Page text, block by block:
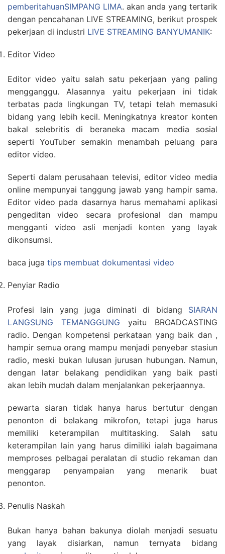
pemberitahuanSIMPANG LIMA. akan anda yang tertarik
dengan pencahanan LIVE STREAMING, berikut prospek
pekerjaan di industri LIVE STREAMING BANYUMANIK:
Editor Video
Editor video yaitu salah satu pekerjaan yang paling
mengganggu. Alasannya yaitu pekerjaan ini tidak
terbatas pada lingkungan TV, tetapi telah memasuki
bidang yang lebih kecil. Meningkatnya kreator konten
bakal selebritis di beraneka macam media sosial
seperti YouTuber semakin menambah peluang para
editor video.
Seperti dalam perusahaan televisi, editor video media
online mempunyai tanggung jawab yang hampir sama.
Editor video pada dasarnya harus memahami aplikasi
pengeditan video secara profesional dan mampu
mengganti video asli menjadi konten yang layak
dikonsumsi.
baca juga tips membuat dokumentasi video
Penyiar Radio
Profesi lain yang juga diminati di bidang SIARAN
LANGSUNG TEMANGGUNG yaitu BROADCASTING
radio. Dengan kompetensi perkataan yang baik dan ,
hampir semua orang mampu menjadi penyebar stasiun
radio, meski bukan lulusan jurusan hubungan. Namun,
dengan latar belakang pendidikan yang baik pasti
akan lebih mudah dalam menjalankan pekerjaannya.
pewarta siaran tidak hanya harus bertutur dengan
penonton di belakang mikrofon, tetapi juga harus
memiliki keterampilan multitasking. Salah satu
keterampilan lain yang harus dimiliki ialah bagaimana
memproses pelbagai peralatan di studio rekaman dan
menggarap penyampaian yang menarik buat
penonton.
Penulis Naskah
Bukan hanya bahan bakunya diolah menjadi sesuatu
yang layak disiarkan, namun ternyata bidang